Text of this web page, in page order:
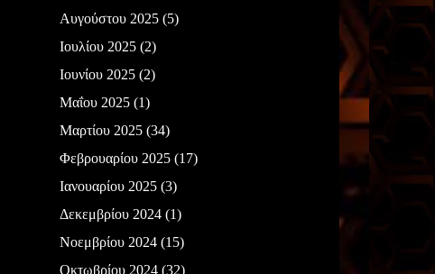
Αυγούστου 2025 (5)
Ιουλίου 2025 (2)
Ιουνίου 2025 (2)
Μαΐου 2025 (1)
Μαρτίου 2025 (34)
Φεβρουαρίου 2025 (17)
Ιανουαρίου 2025 (3)
Δεκεμβρίου 2024 (1)
Νοεμβρίου 2024 (15)
Οκτωβρίου 2024 (32)